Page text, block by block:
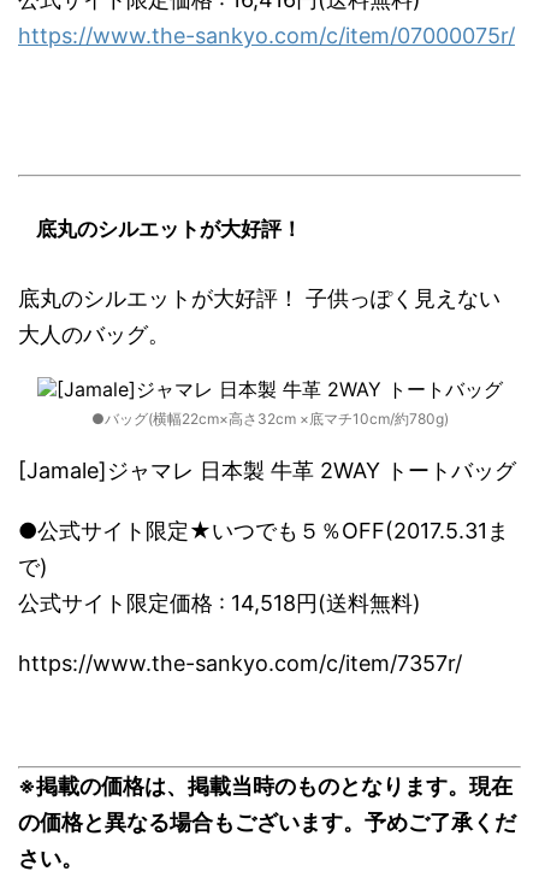
https://www.the-sankyo.com/c/item/07000075r/
底丸のシルエットが大好評！
底丸のシルエットが大好評！ 子供っぽく見えない
大人のバッグ。
●バッグ(横幅22cm×高さ32cm ×底マチ10cm/約780g)
[Jamale]ジャマレ 日本製 牛革 2WAY トートバッグ
●公式サイト限定★いつでも５％OFF(2017.5.31ま
で)
公式サイト限定価格 : 14,518円(送料無料)
https://www.the-sankyo.com/c/item/7357r/
※掲載の価格は、掲載当時のものとなります。現在
の価格と異なる場合もございます。予めご了承くだ
さい。